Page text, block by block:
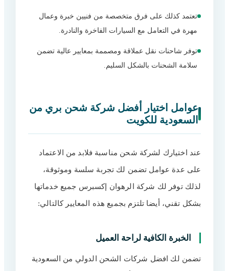
تعتمد كذلك على فرق متخصصة من فنيين خبرة وعمال
مهرة في التعامل مع السيارات الفاخرة والنادرة.
توفر شاحنات نقل عملاقة ومصممة بمعايير عالية تضمن
سلامة الشحنات بالشكل السليم.
عوامل اختيار أفضل شركة شحن بري من
السعودية للكويت
عند اختيارك لشركة شحن مناسبة فلابد من الاعتماد
على عدة عوامل تضمن لك تجربة سلسة وموثوقة،
لذلك توفر لك شركة الرهوان إكسبرس جميع خدماتها
بشكل تقني، أيضا تلتزم بجميع هذه المعايير كالتالي:
الخبرة الكافية لراحة العميل
تضمن لك افضل شركات الشحن الدولي من السعودية